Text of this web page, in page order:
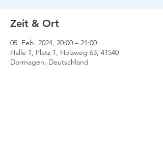
Zeit & Ort
05. Feb. 2024, 20:00 – 21:00
Halle 1, Platz 1, Holzweg 63, 41540
Dormagen, Deutschland